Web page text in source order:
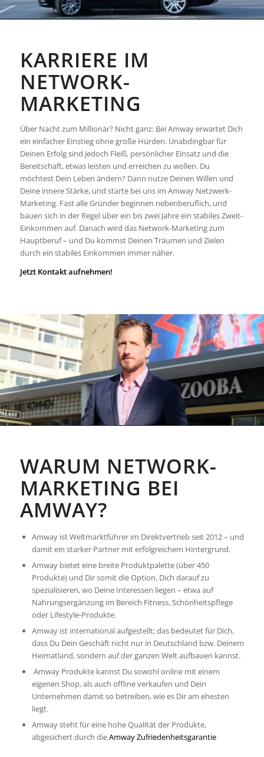
KARRIERE IM
NETWORK-
MARKETING
Über Nacht zum Millionär? Nicht ganz: Bei Amway erwartet Dich
ein einfacher Einstieg ohne große Hürden. Unabdingbar für
Deinen Erfolg sind jedoch Fleiß, persönlicher Einsatz und die
Bereitschaft, etwas leisten und erreichen zu wollen. Du
möchtest Dein Leben ändern? Dann nutze Deinen Willen und
Deine innere Stärke, und starte bei uns im Amway Netzwerk-
Marketing. Fast alle Gründer beginnen nebenberuflich, und
bauen sich in der Regel über ein bis zwei Jahre ein stabiles Zweit-
Einkommen auf. Danach wird das Network-Marketing zum
Hauptberuf – und Du kommst Deinen Träumen und Zielen
durch ein stabiles Einkommen immer näher.
Jetzt Kontakt aufnehmen!
WARUM NETWORK-
MARKETING BEI
AMWAY?
Amway ist Weltmarktführer im Direktvertrieb seit 2012 – und
damit ein starker Partner mit erfolgreichem Hintergrund.
Amway bietet eine breite Produktpalette (über 450
Produkte) und Dir somit die Option, Dich darauf zu
spezialisieren, wo Deine Interessen liegen – etwa auf
Nahrungsergänzung im Bereich Fitness, Schönheitspflege
oder Lifestyle-Produkte.
Amway ist international aufgestellt; das bedeutet für Dich,
dass Du Dein Geschäft nicht nur in Deutschland bzw. Deinem
Heimatland, sondern auf der ganzen Welt aufbauen kannst.
Amway Produkte kannst Du sowohl online mit einem
eigenen Shop, als auch offline verkaufen und Dein
Unternehmen damit so betreiben, wie es Dir am ehesten
liegt.
Amway steht für eine hohe Qualität der Produkte,
abgesichert durch dieAmway Zufriedenheitsgarantie